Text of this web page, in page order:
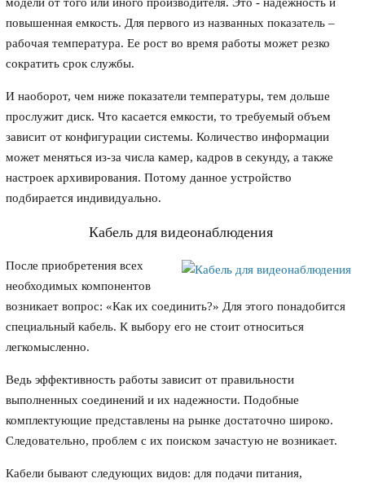
повышенная емкость. Для первого из названных показатель –
рабочая температура. Ее рост во время работы может резко
сократить срок службы.
И наоборот, чем ниже показатели температуры, тем дольше
прослужит диск. Что касается емкости, то требуемый объем
зависит от конфигурации системы. Количество информации
может меняться из-за числа камер, кадров в секунду, а также
настроек архивирования. Потому данное устройство
подбирается индивидуально.
Кабель для видеонаблюдения
После приобретения всех
необходимых компонентов
возникает вопрос: «Как их соединить?» Для этого понадобится
специальный кабель. К выбору его не стоит относиться
легкомысленно.
Ведь эффективность работы зависит от правильности
выполненных соединений и их надежности. Подобные
комплектующие представлены на рынке достаточно широко.
Следовательно, проблем с их поиском зачастую не возникает.
Кабели бывают следующих видов: для подачи питания,